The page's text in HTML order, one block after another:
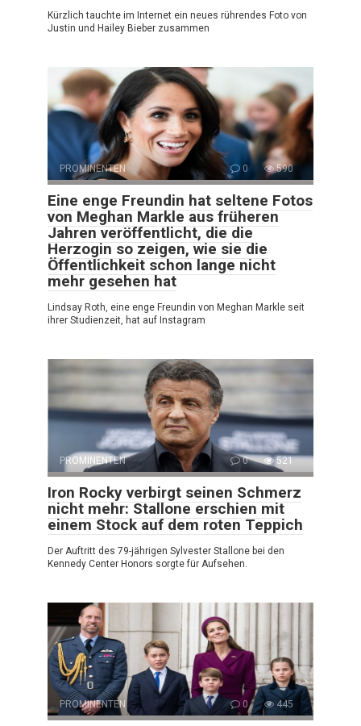
Kürzlich tauchte im Internet ein neues rührendes Foto von
Justin und Hailey Bieber zusammen
PROMINENTEN 0 590
Eine enge Freundin hat seltene Fotos
von Meghan Markle aus früheren
Jahren veröffentlicht, die die
Herzogin so zeigen, wie sie die
Öffentlichkeit schon lange nicht
mehr gesehen hat
Lindsay Roth, eine enge Freundin von Meghan Markle seit
ihrer Studienzeit, hat auf Instagram
PROMINENTEN 0 521
Iron Rocky verbirgt seinen Schmerz
nicht mehr: Stallone erschien mit
einem Stock auf dem roten Teppich
Der Auftritt des 79-jährigen Sylvester Stallone bei den
Kennedy Center Honors sorgte für Aufsehen.
PROMINENTEN 0 445